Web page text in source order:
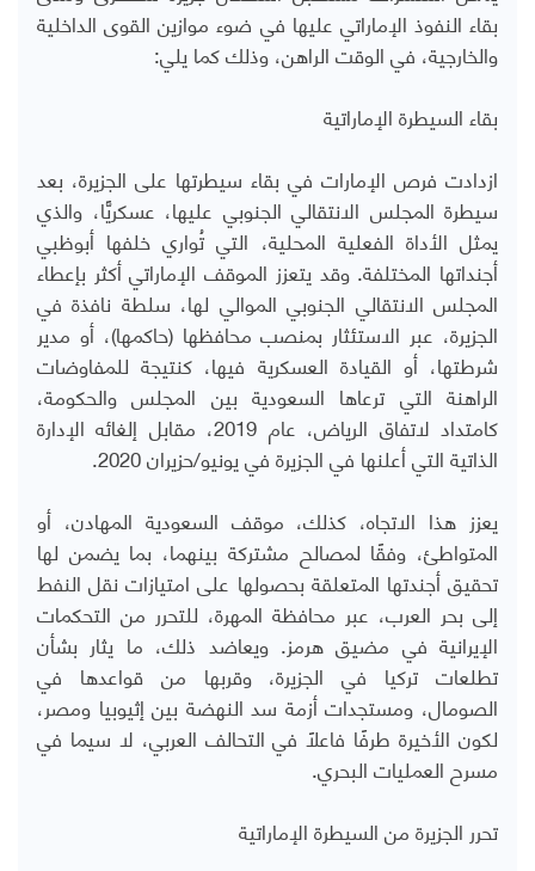
بقاء النفوذ الإماراتي عليها في ضوء موازين القوى الداخلية
والخارجية، في الوقت الراهن، وذلك كما يلي:
بقاء السيطرة الإماراتية
ازدادت فرص الإمارات في بقاء سيطرتها على الجزيرة، بعد
سيطرة المجلس الانتقالي الجنوبي عليها، عسكريًّا، والذي
يمثل الأداة الفعلية المحلية، التي تُواري خلفها أبوظبي
أجنداتها المختلفة. وقد يتعزز الموقف الإماراتي أكثر بإعطاء
المجلس الانتقالي الجنوبي الموالي لها، سلطة نافذة في
الجزيرة، عبر الاستئثار بمنصب محافظها (حاكمها)، أو مدير
شرطتها، أو القيادة العسكرية فيها، كنتيجة للمفاوضات
الراهنة التي ترعاها السعودية بين المجلس والحكومة،
كامتداد لاتفاق الرياض، عام 2019، مقابل إلغائه الإدارة
الذاتية التي أعلنها في الجزيرة في يونيو/حزيران 2020.
يعزز هذا الاتجاه، كذلك، موقف السعودية المهادن، أو
المتواطئ، وفقًا لمصالح مشتركة بينهما، بما يضمن لها
تحقيق أجندتها المتعلقة بحصولها على امتيازات نقل النفط
إلى بحر العرب، عبر محافظة المهرة، للتحرر من التحكمات
الإيرانية في مضيق هرمز. ويعاضد ذلك، ما يثار بشأن
تطلعات تركيا في الجزيرة، وقربها من قواعدها في
الصومال، ومستجدات أزمة سد النهضة بين إثيوبيا ومصر،
لكون الأخيرة طرفًا فاعلًا في التحالف العربي، لا سيما في
مسرح العمليات البحري.
تحرر الجزيرة من السيطرة الإماراتية